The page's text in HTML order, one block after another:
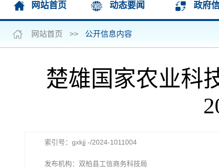
网站首页 动态要闻 政府
网站首页 >> 公开信息内容
楚雄国家农业科
索引号：gxkjj -/2024-1011004
发布机构：双柏县工信商务科技局